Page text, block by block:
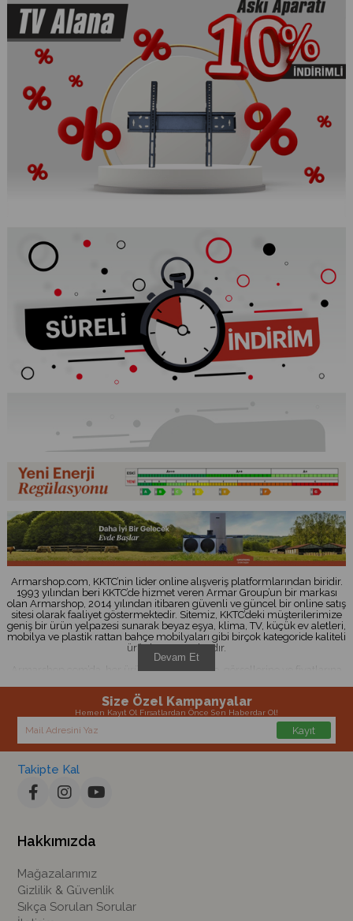
NAKİT / HAVALE NAKİT / HAVALE
Armarshop.com, KKTC’nin lider online alışveriş platformlarından biridir.
1993 yılından beri KKTC’de hizmet veren Armar Group’un bir markası
olan Armarshop, 2014 yılından itibaren güvenli ve güncel bir online satış
sitesi olarak faaliyet göstermektedir. Sitemiz, KKTC’deki müşterilerimize
geniş bir ürün yelpazesi sunarak beyaz eşya, klima, TV, küçük ev aletleri,
mobilya ve plastik rattan bahçe mobilyaları gibi birçok kategoride kaliteli
ürünler sunmaktadır.
Armarshop.com’da, her ürünün özelliklerine, görsellerine ve fiyatlarına
de sitemiz üzerinden erişebilirsiniz. Müşterilerimiz, 7/24 güvenli
alışveriş imkânı ile diledikleri zaman sipariş verebilirler. Ayrıca, yeni
üyeliklerden ve verilen siparişlerden puan kazanarak, bir sonraki
alışverişlerinde bu puanları kullanabilirler.
Armarshop, müşteri memnuniyetini ön planda tutarak, KKTC’nin her
müşteri odaklı alışveriş deneyimi için Armarshop.com’u tercih edin.
Devam Et
Size Özel Kampanyalar
Hemen Kayıt Ol Fırsatlardan Önce Sen Haberdar Ol!
Kayıt
Takipte Kal
Hakkımızda
Mağazalarımız
Gizlilik & Güvenlik
Sıkça Sorulan Sorular